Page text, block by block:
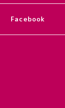
Facebook